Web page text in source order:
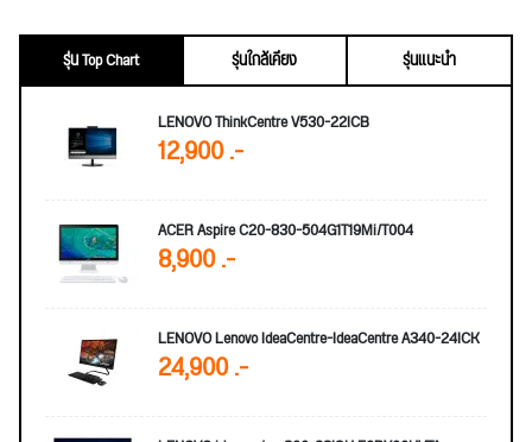
รุ่น Top Chart รุ่นใกล้เคียง
รุ่นแนะนำ
LENOVO ThinkCentre V530-22ICB
12,900 .-
ACER Aspire C20-830-504G1T19Mi/T004
8,900 .-
LENOVO Lenovo IdeaCentre-IdeaCentre A340-24ICK
24,900 .-